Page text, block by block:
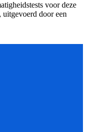
voor deze
uitgevoerd door een